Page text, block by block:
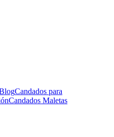
Candados para
Candados Maletas